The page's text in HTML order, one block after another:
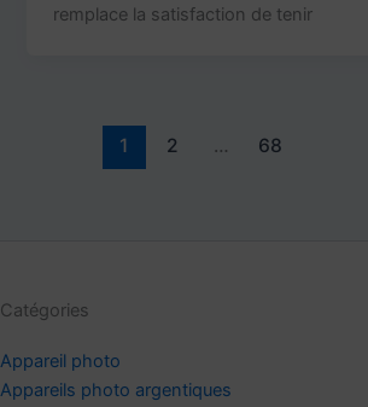
remplace la satisfaction de tenir
1 2 … 68
Catégories
Appareil photo
Appareils photo argentiques